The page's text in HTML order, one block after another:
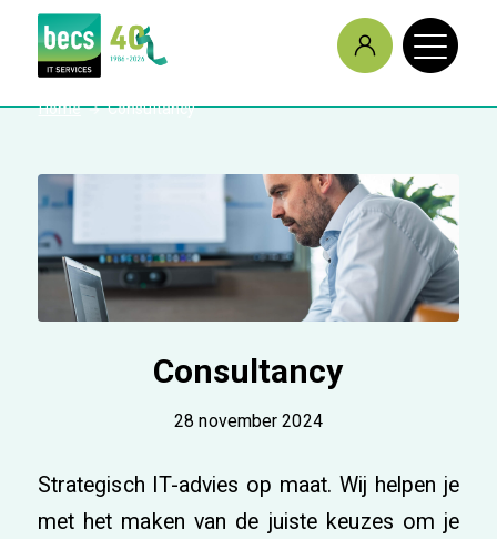
Home / Consultancy
Consultancy
28 november 2024
Strategisch IT-advies op maat. Wij helpen je
met het maken van de juiste keuzes om je